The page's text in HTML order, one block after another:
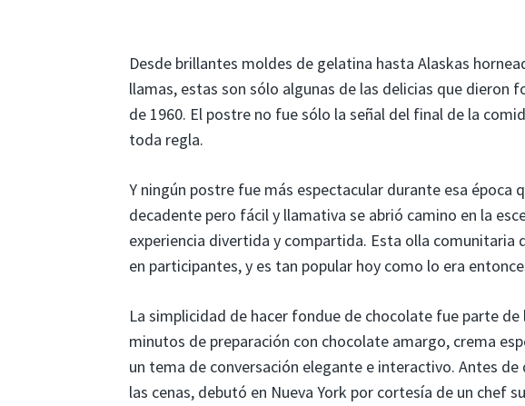
Desde brillantes moldes de gelatina hasta Alaskas
llamas, estas son sólo algunas de las delicias que dieron
de 1960. El postre no fue sólo la señal del final de la
toda regla.
Y ningún postre fue más espectacular durante esa época
decadente pero fácil y llamativa se abrió camino en la
experiencia divertida y compartida. Esta olla
en participantes, y es tan popular hoy como lo era
La simplicidad de hacer fondue de chocolate fue parte
minutos de preparación con chocolate amargo, crema
un tema de conversación elegante e interactivo. Antes
las cenas, debutó en Nueva York por cortesía de un chef